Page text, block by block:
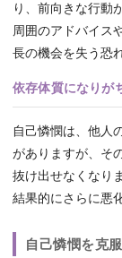
り、前向きな行動
周囲のアドバイス
長の機会を失う恐
依存体質になりが
自己憐憫は、他人
がありますが、そ
抜け出せなくなり
結果的にさらに悪
自己憐憫を克